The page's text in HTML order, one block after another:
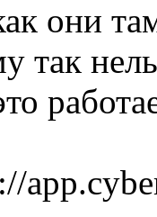
они
так